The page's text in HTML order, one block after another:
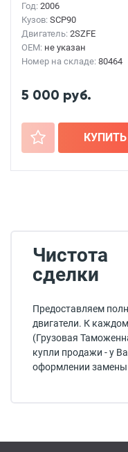
Год: 2006
Кузов: SCP90
Двигатель: 2SZFE
OEM: не указан
Номер на складе: 80464
5 000 руб.
+ КУПИТЬ
Чистота
сделки
Предоставляем
двигатели. К
(Грузовая
купли продажи - у
оформлении замены